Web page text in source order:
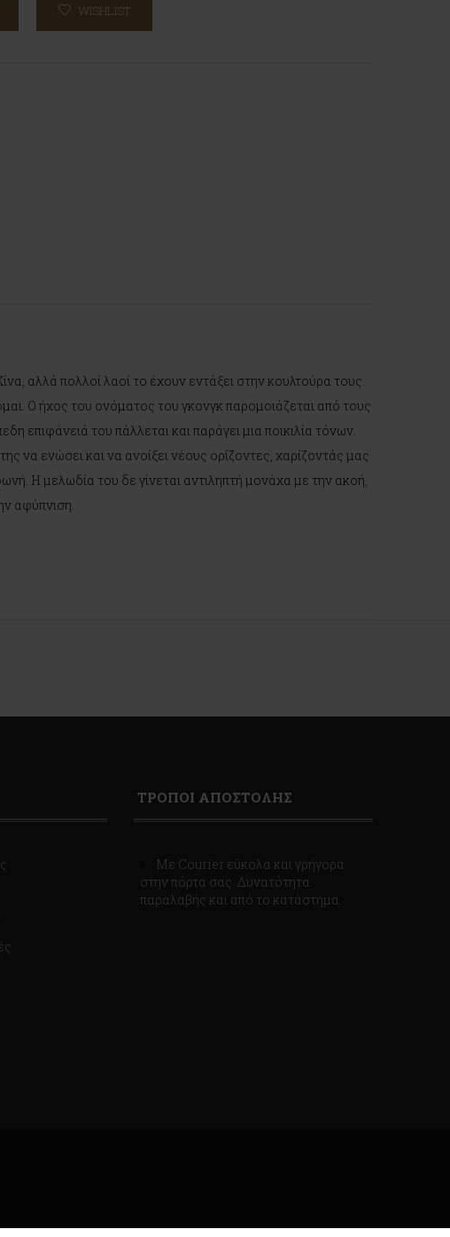
WISHLIST
αλλά πολλοί λαοί το έχουν εντάξει στην κουλτούρα τους.
Ο ήχος του ονόματος του γκονγκ παρομοιάζεται από τους
επιφάνειά του πάλλεται και παράγει μια ποικιλία τόνων.
να ενώσει και να ανοίξει νέους ορίζοντες, χαρίζοντάς μας
Η μελωδία του δε γίνεται αντιληπτή μονάχα με την ακοή,
αφύπνιση.
ΤΡΟΠΟΙ ΑΠΟΣΤΟΛΗΣ
Με Courier εύκολα και γρήγορα
στην πόρτα σας. Δυνατότητα
παραλαβής και από το κατάστημα.